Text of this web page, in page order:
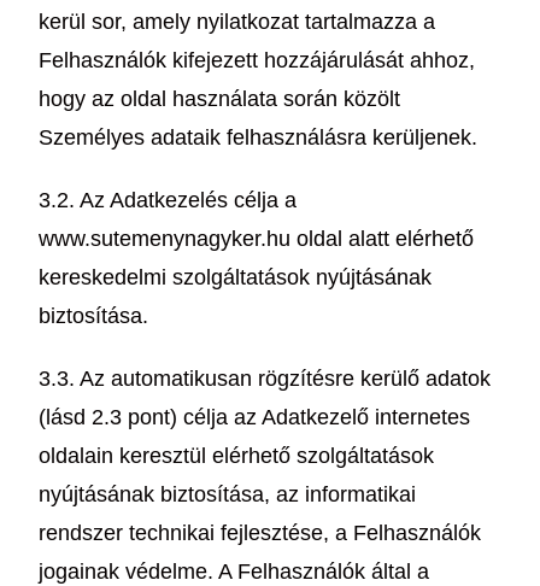
kerül sor, amely nyilatkozat tartalmazza a
Felhasználók kifejezett hozzájárulását ahhoz,
hogy az oldal használata során közölt
Személyes adataik felhasználásra kerüljenek.
3.2. Az Adatkezelés célja a
www.sutemenynagyker.hu oldal alatt elérhető
kereskedelmi szolgáltatások nyújtásának
biztosítása.
3.3. Az automatikusan rögzítésre kerülő adatok
(lásd 2.3 pont) célja az Adatkezelő internetes
oldalain keresztül elérhető szolgáltatások
nyújtásának biztosítása, az informatikai
rendszer technikai fejlesztése, a Felhasználók
jogainak védelme. A Felhasználók által a